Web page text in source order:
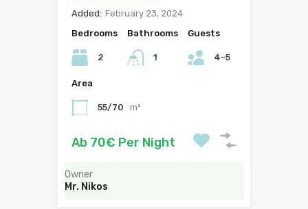
Added: February 23, 2024
Bedrooms
2
Bathrooms
1
Guests
4-5
Area
55/70 m²
Ab 70€ Per Night
Owner
Mr. Nikos